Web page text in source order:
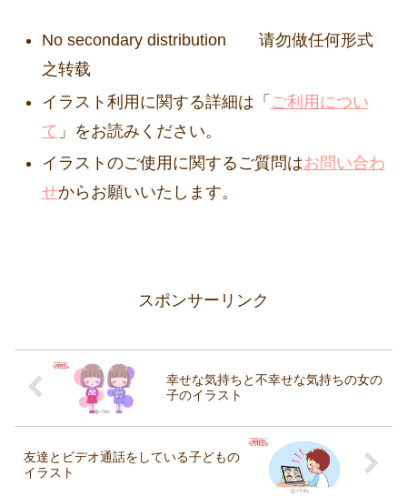
No secondary distribution 请勿做任何形式
之转载
イラスト利用に関する詳細は「 ご利用につい
て 」をお読みください。
イラストのご使用に関するご質問はお問い合わ
せからお願いいたします。
スポンサーリンク
幸せな気持ちと不幸せな気持ちの女の
子のイラスト
友達とビデオ通話をしている子どもの
イラスト